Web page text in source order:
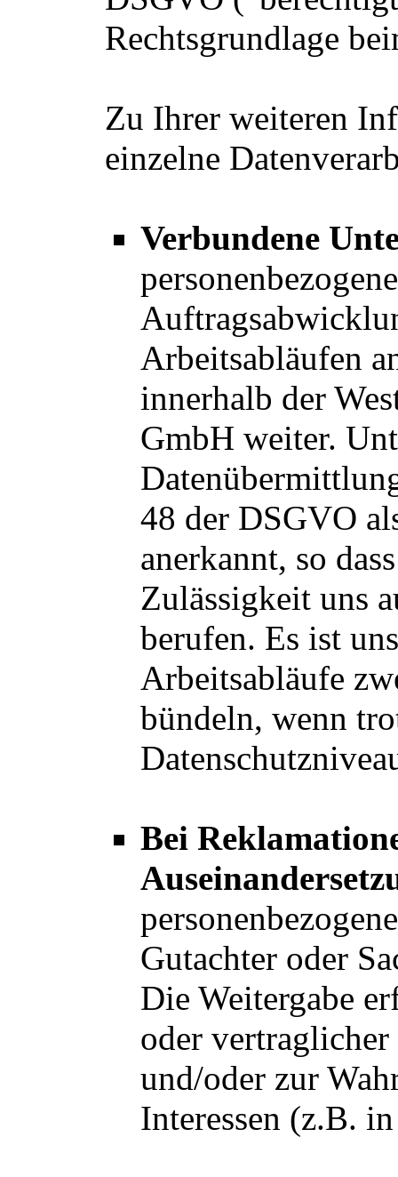
Rechtsgrundlage
Zu Ihrer weiteren
einzelne
Verbundene
Arbeitsabläufen
innerhalb der
GmbH weiter.
48 der DSGVO
anerkannt, so
Zulässigkeit uns
berufen. Es ist
Arbeitsabläufe
bündeln, wenn
Bei
Gutachter oder
Die Weitergabe
oder
und/oder zur
Interessen (z.B.